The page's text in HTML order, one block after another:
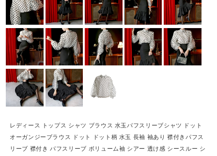
レディース トップス シャツ ブラウス 水玉パフスリーブシャツ ドット
オーガンジーブラウス ドット ドット柄 水玉 長袖 袖あり 襟付きパフス
リーブ 襟付き パフスリーブ ボリューム袖 シアー 透け感 シースルー シ